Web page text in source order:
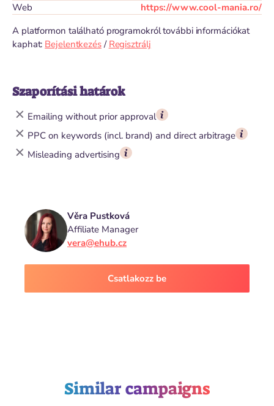
Web
https://www.cool-mania.ro/
A platformon található programokról további információkat
kaphat: Bejelentkezés/ Regisztrálj
Szaporítási határok
Emailing without prior approval
PPC on keywords (incl. brand) and direct arbitrage
Misleading advertising
Věra Pustková
Affiliate Manager
vera@ehub.cz
Csatlakozz be
Similar campaigns